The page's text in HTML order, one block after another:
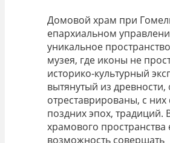
Домовой храм при
епархиальном
уникальное
музея, где иконы не
историко-культурный
вытянутый из древности,
отреставрированы, с них
поздних эпох, традиций.
храмового пространства
возможность совершать